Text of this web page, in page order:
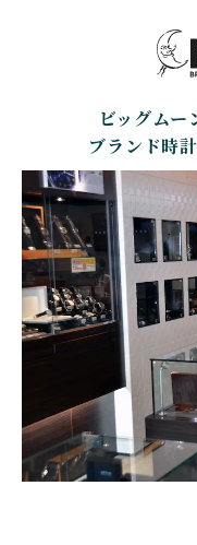
BELL＆ROSS
CARTIER
カルティエ
CHOPARD
ショパール
GLASHUTTE
L
グラスヒュッテ・
ナル
ALAIN
アラン・シルベス
BAMFORD
バンフォード・ロ
BEAUBLEU
ボーブルー
BLANCPAIN
ブランパン
BOVET
ボヴェ
BREITLING
ブライトリング
BULOVA
ブローバ
ビッグムー
ブランド時